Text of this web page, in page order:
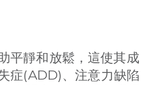
平靜和放鬆，這使其成
症(ADD)、注意力缺陷